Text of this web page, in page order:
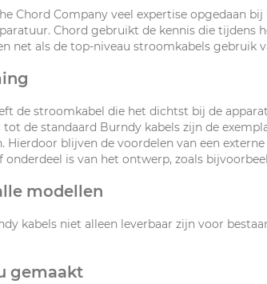
Chord Company veel expertise opgedaan
Chord gebruikt de kennis die tijdens
net als de top-niveau stroomkabels gebruik
de stroomkabel die het dichtst bij de
de standaard Burndy kabels zijn de
Hierdoor blijven de voordelen van een
is van het ontwerp, zoals
modellen
kabels niet alleen leverbaar zijn voor
gemaakt